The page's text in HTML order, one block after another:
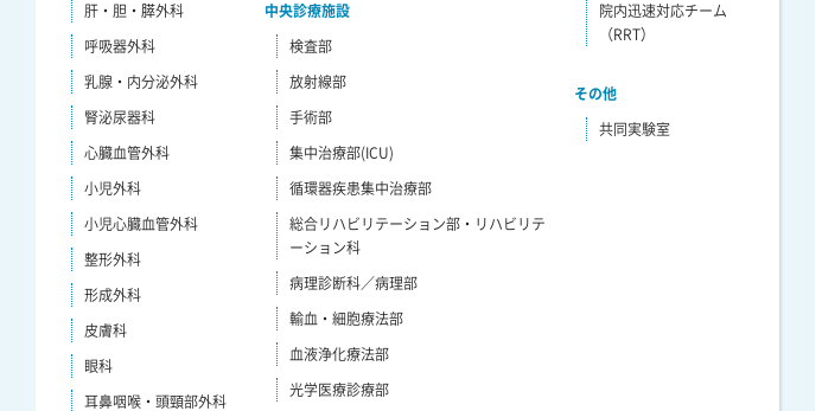
肝・胆・膵外科
呼吸器外科
乳腺・内分泌外科
腎泌尿器科
心臓血管外科
小児外科
小児心臓血管外科
整形外科
形成外科
皮膚科
眼科
耳鼻咽喉・頭頸部外科
中央診療施設
検査部
放射線部
手術部
集中治療部(ICU)
循環器疾患集中治療部
総合リハビリテーション部・リハビリテ
ーション科
病理診断科／病理部
輸血・細胞療法部
血液浄化療法部
光学医療診療部
院内迅速対応チーム
（RRT）
その他
共同実験室